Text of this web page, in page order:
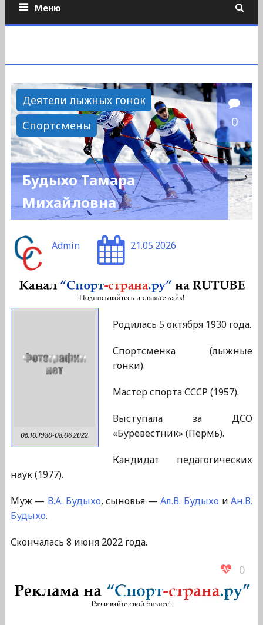
Меню
Деятели лыжных гонок
Спортсмены
0
Будыхо Тамара
Михайловна
Admin 21.05.2026
05.10.1930-08.06.2022
Родилась 5 октября 1930 года.
Спортсменка (лыжные
гонки).
Мастер спорта СССР (1957).
Выступала за ДСО
«Буревестник» (Пермь).
Кандидат педагогических
наук (1977).
Муж — В.А. Будыхо, сыновья —Ал.В. Будыхо иАн.В.
Будыхо.
Скончалась 8 июня 2022 года.
0